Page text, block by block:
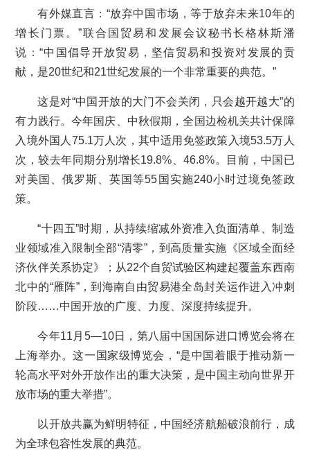
有外媒直言：“放弃中国市场，等于放弃未来10年的
增长门票。”联合国贸易和发展会议秘书长格林斯潘
说：“中国倡导开放贸易，坚信贸易和投资对发展的贡
献，是20世纪和21世纪发展的一个非常重要的典范。”
这是对“中国开放的大门不会关闭，只会越开越大”的
有力践行。今年国庆、中秋假期，全国边检机关共计保障
入境外国人75.1万人次，其中适用免签政策入境53.5万人
次，较去年同期分别增长19.8%、46.8%。目前，中国已
对美国、俄罗斯、英国等55国实施240小时过境免签政
策。
“十四五”时期，从持续缩减外资准入负面清单、制造
业领域准入限制全部“清零”，到高质量实施《区域全面经
济伙伴关系协定》；从22个自贸试验区构建起覆盖东西南
北中的“雁阵”，到海南自由贸易港全岛封关运作进入冲刺
阶段……中国开放的广度、力度、深度持续提升。
今年11月5—10日，第八届中国国际进口博览会将在
上海举办。这一国家级博览会，“是中国着眼于推动新一
轮高水平对外开放作出的重大决策，是中国主动向世界开
放市场的重大举措”。
以开放共赢为鲜明特征，中国经济航船破浪前行，成
为全球包容性发展的典范。